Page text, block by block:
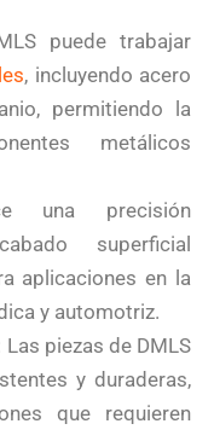
puede trabajar
, incluyendo acero
permitiendo la
metálicos
una precisión
superficial
aplicaciones en la
y automotriz.
Las piezas de DMLS
y duraderas,
que requieren